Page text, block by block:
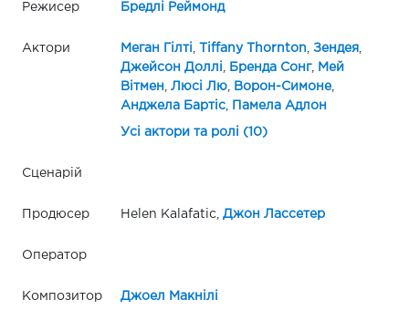
Режисер Бредлі Реймонд
Актори Меган Гілті Tiffany Thornton Зендея,
Джейсон Доллі
Бренда Сонг,
Мей
Вітмен
Люсі Лю, Ворон-Симоне,
Анджела Бартіс, Памела Адлон
Усі актори та ролі (10)
Сценарій
Продюсер Helen Kalafatic, Джон Лассетер
Оператор
Композитор Джоел Макнілі